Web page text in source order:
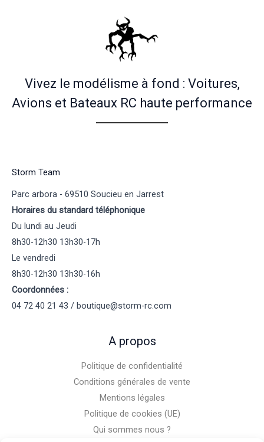
Vivez le modélisme à fond : Voitures,
Avions et Bateaux RC haute performance
Storm Team
Parc arbora - 69510 Soucieu en Jarrest
Horaires du standard téléphonique
Du lundi au Jeudi
8h30-12h30 13h30-17h
Le vendredi
8h30-12h30 13h30-16h
Coordonnées :
04 72 40 21 43 / boutique@storm-rc.com
A propos
Politique de confidentialité
Conditions générales de vente
Mentions légales
Politique de cookies (UE)
Qui sommes nous ?